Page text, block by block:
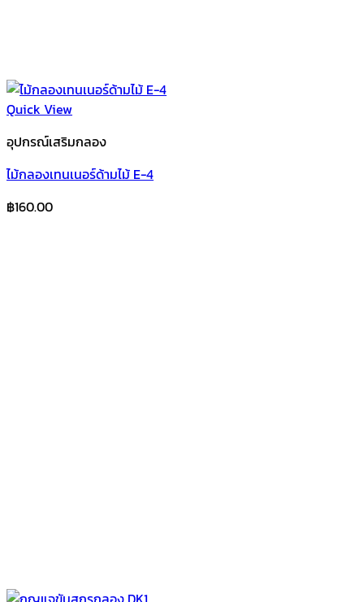
Quick View
อุปกรณ์เสริมกลอง
ไม้กลองเทนเนอร์ด้ามไม้ E-4
฿160.00